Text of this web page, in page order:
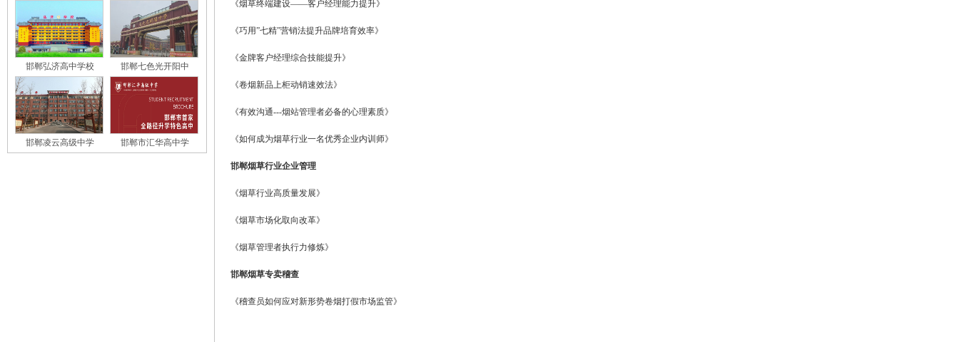
邯郸弘济高中学校 邯郸七色光开阳中
邯郸凌云高级中学 邯郸市汇华高中学
《烟草终端建设——客户经理能力提升》
《巧用”七精”营销法提升品牌培育效率》
《金牌客户经理综合技能提升》
《卷烟新品上柜动销速效法》
《有效沟通---烟站管理者必备的心理素质》
《如何成为烟草行业一名优秀企业内训师》
邯郸烟草行业企业管理
《烟草行业高质量发展》
《烟草市场化取向改革》
《烟草管理者执行力修炼》
邯郸烟草专卖稽查
《稽查员如何应对新形势卷烟打假市场监管》